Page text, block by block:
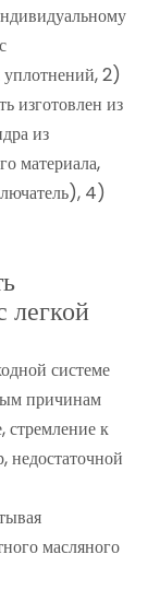
уплотнений, 2)
изготовлен из
из
материала,
4)
легкой
системе
причинам
стремление к
недостаточной
масляного